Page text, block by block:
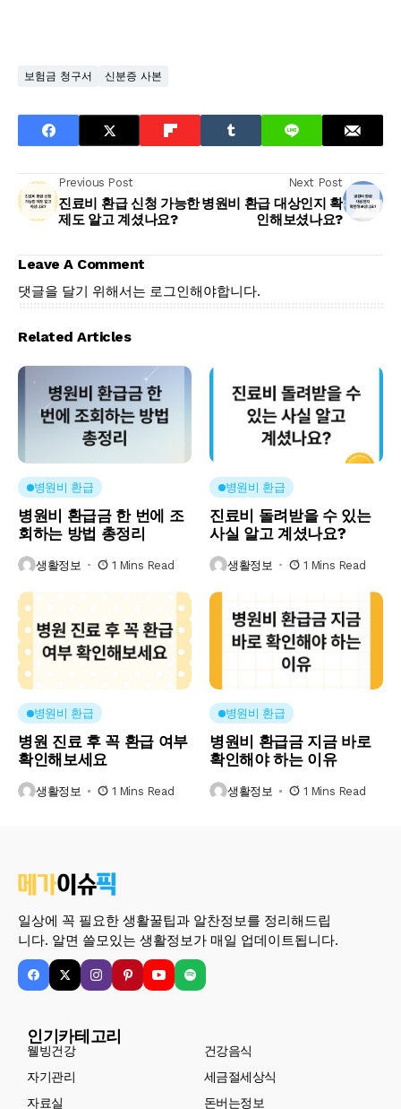
보험금 청구서 신분증 사본
Previous Post
진료비 환급 신청 가능한
제도 알고 계셨나요?
Next Post
병원비 환급 대상인지 확
인해보셨나요?
Leave A Comment
댓글을 달기 위해서는 로그인해야합니다.
Related Articles
병원비 환급
병원비 환급금 한 번에 조
회하는 방법 총정리
생활정보 1 Mins Read
병원비 환급
진료비 돌려받을 수 있는
사실 알고 계셨나요?
생활정보 1 Mins Read
병원비 환급
병원 진료 후 꼭 환급 여부
확인해보세요
생활정보 1 Mins Read
병원비 환급
병원비 환급금 지금 바로
확인해야 하는 이유
생활정보 1 Mins Read
일상에 꼭 필요한 생활꿀팁과 알찬정보를 정리해드립
니다. 알면 쓸모있는 생활정보가 매일 업데이트됩니다.
인기카테고리
웰빙건강
건강음식
자기관리
세금절세상식
자료실
돈버는정보